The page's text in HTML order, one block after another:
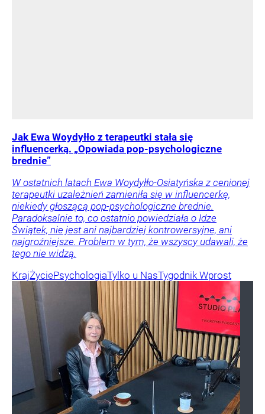
Jak Ewa Woydyłło z terapeutki stała się
influencerką. „Opowiada pop-psychologiczne
brednie”
W ostatnich latach Ewa Woydyłło-Osiatyńska z cenionej
terapeutki uzależnień zamieniła się w influencerkę,
niekiedy głoszącą pop-psychologiczne brednie.
Paradoksalnie to, co ostatnio powiedziała o Idze
Świątek, nie jest ani najbardziej kontrowersyjne, ani
najgroźniejsze. Problem w tym, że wszyscy udawali, że
tego nie widzą.
KrajŻyciePsychologiaTylko u NasTygodnik Wprost